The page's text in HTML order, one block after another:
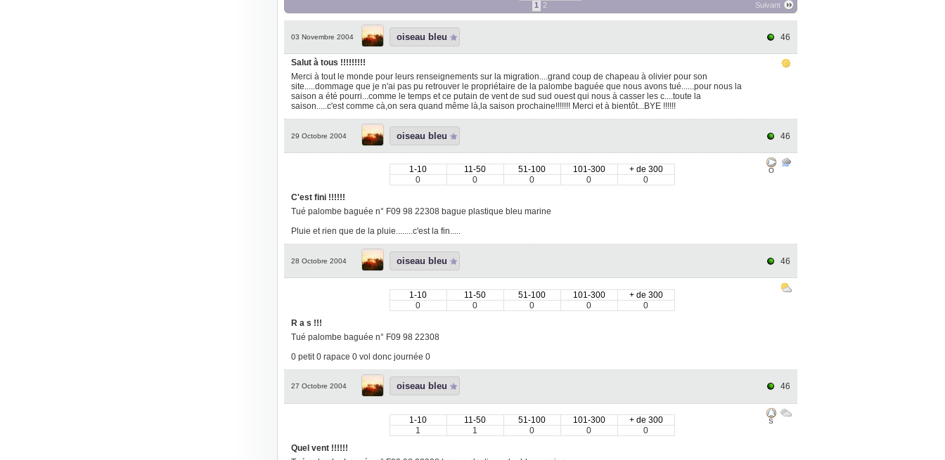
Suivant
1 2
03 Novembre 2004 oiseau bleu 46
Salut à tous !!!!!!!!!
Merci à tout le monde pour leurs renseignements sur la migration....grand coup de chapeau à olivier pour son
site.....dommage que je n'ai pas pu retrouver le propriétaire de la palombe baguée que nous avons tué......pour nous la
saison a été pourri...comme le temps et ce putain de vent de sud sud ouest qui nous à casser les c....toute la
saison.....c'est comme cà,on sera quand même là,la saison prochaine!!!!!!! Merci et à bientôt...BYE !!!!!!
29 Octobre 2004 oiseau bleu 46
1-10 11-50 51-100 101-300
+ de 300
0
0 0 0
0
C'est fini !!!!!!
Tué palombe baguée n° F09 98 22308 bague plastique bleu marine
Pluie et rien que de la pluie........c'est la fin.....
O
28 Octobre 2004 oiseau bleu 46
1-10 11-50 51-100 101-300
+ de 300
0
0 0 0
0
R a s !!!
Tué palombe baguée n° F09 98 22308
0 petit 0 rapace 0 vol donc journée 0
27 Octobre 2004 oiseau bleu 46
1-10 11-50 51-100 101-300
+ de 300
1
1 0 0
0
Quel vent !!!!!!
S